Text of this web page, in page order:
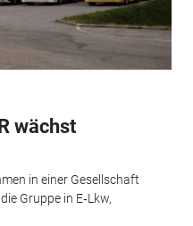
wächst
in einer Gesellschaft
Gruppe in E‑Lkw,